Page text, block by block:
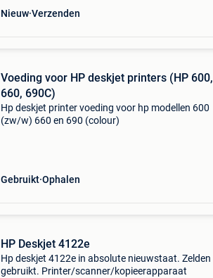
Nieuw Verzenden
Voeding voor HP deskjet printers (HP 600,
660, 690C)
Hp deskjet printer voeding voor hp modellen 600
(zw/w) 660 en 690 (colour)
Gebruikt Ophalen
HP Deskjet 4122e
Hp deskjet 4122e in absolute nieuwstaat. Zelden
gebruikt. Printer/scanner/kopieerapparaat